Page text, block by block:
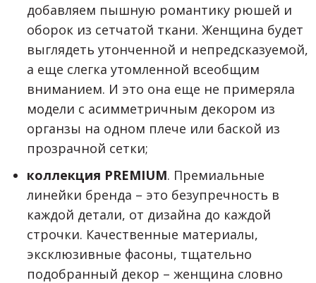
добавляем пышную романтику рюшей и
оборок из сетчатой ткани. Женщина будет
выглядеть утонченной и непредсказуемой,
а еще слегка утомленной всеобщим
вниманием. И это она еще не примеряла
модели с асимметричным декором из
органзы на одном плече или баской из
прозрачной сетки;
коллекция PREMIUM. Премиальные
линейки бренда – это безупречность в
каждой детали, от дизайна до каждой
строчки. Качественные материалы,
эксклюзивные фасоны, тщательно
подобранный декор – женщина словно